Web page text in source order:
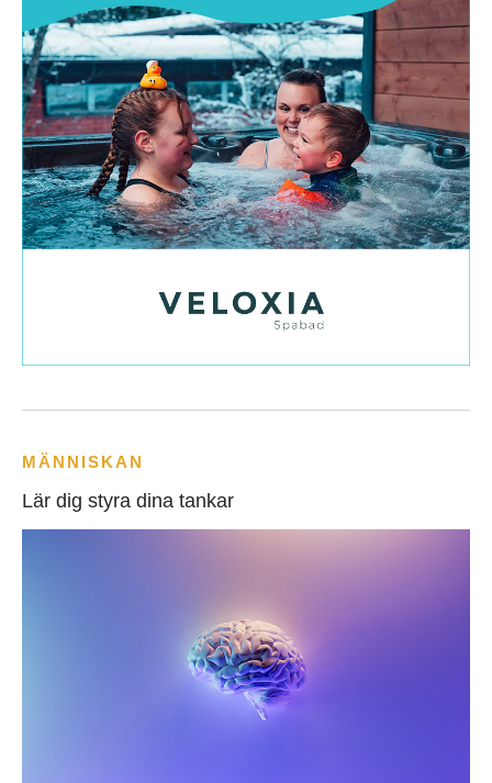
MÄNNISKAN
Lär dig styra dina tankar